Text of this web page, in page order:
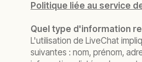
Politique liée au service
Quel type d'information
L'utilisation de LiveChat
suivantes : nom, prénom,